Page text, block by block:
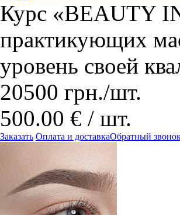
Курс «BEAUTY
практикующих
уровень своей
20500 грн./шт.
500.00 € / шт.
Заказать Оплата и доставкаОбратный